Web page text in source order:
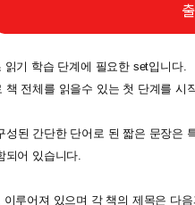
읽기 학습 단계에 필요한 set입니다.
책 전체를 읽을수 있는 첫 단계를
성된 간단한 단어로 된 짧은 문장은
되어 있습니다.
이루어져 있으며 각 책의 제목은 다